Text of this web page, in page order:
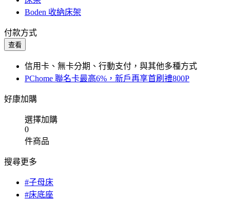
Boden 收納床架
付款方式
查看
信用卡、無卡分期、行動支付，與其他多種方式
PChome 聯名卡最高6%，新戶再享首刷禮800P
好康加購
選擇加購
0
件商品
搜尋更多
#子母床
#床底座